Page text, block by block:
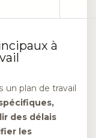
à
un plan de travail
des délais
les